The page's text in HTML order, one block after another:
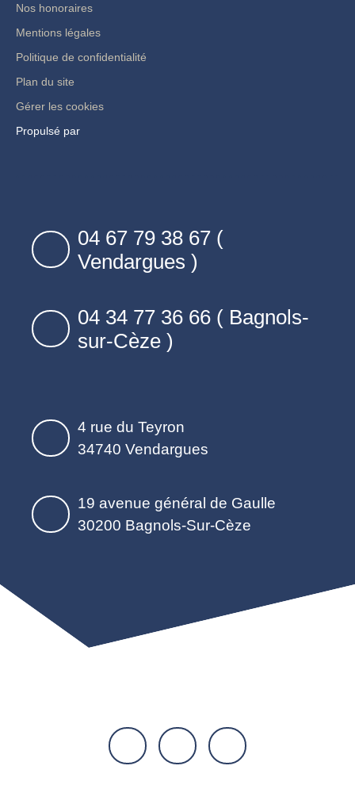
Nos honoraires
Mentions légales
Politique de confidentialité
Plan du site
Gérer les cookies
Propulsé par
04 67 79 38 67 (
Vendargues )
04 34 77 36 66 ( Bagnols-
sur-Cèze )
4 rue du Teyron
34740 Vendargues
19 avenue général de Gaulle
30200 Bagnols-Sur-Cèze